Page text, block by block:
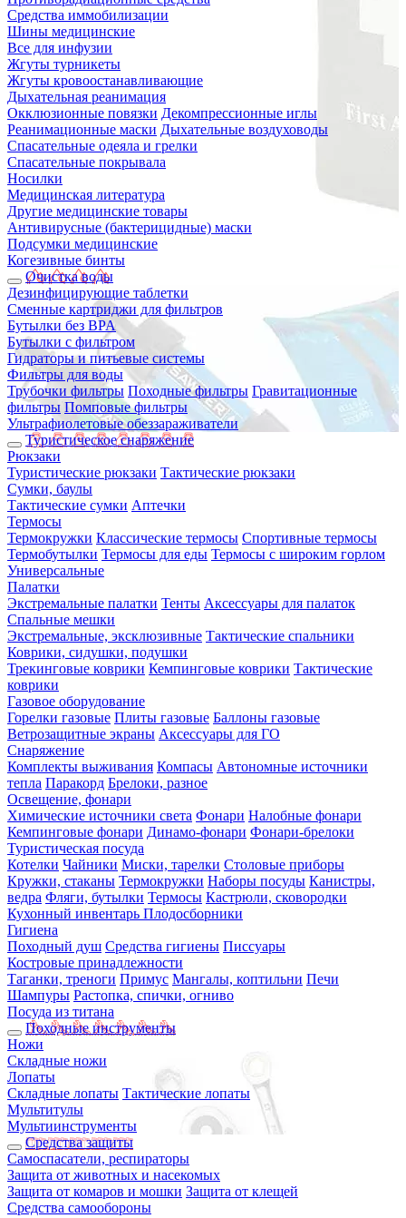
Средства иммобилизации
Шины медицинские
Все для инфузии
Жгуты турникеты
Жгуты кровоостанавливающие
Дыхательная реанимация
Окклюзионные повязки Декомпрессионные иглы
Реанимационные маски Дыхательные воздуховоды
Спасательные одеяла и грелки
Спасательные покрывала
Носилки
Медицинская литература
Другие медицинские товары
Антивирусные (бактерицидные) маски
Подсумки медицинские
Когезивные бинты
Очистка воды
Дезинфицирующие таблетки
Сменные картриджи для фильтров
Бутылки без BPA
Бутылки с фильтром
Гидраторы и питьевые системы
Фильтры для воды
Трубочки фильтры Походные фильтры Гравитационные
фильтры Помповые фильтры
Ультрафиолетовые обеззараживатели
Туристическое снаряжение
Рюкзаки
Туристические рюкзаки Тактические рюкзаки
Сумки, баулы
Тактические сумки Аптечки
Термосы
Термокружки Классические термосы Спортивные термосы
Термобутылки Термосы для еды Термосы с широким горлом
Универсальные
Палатки
Экстремальные палатки Тенты Аксессуары для палаток
Спальные мешки
Экстремальные, эксклюзивные Тактические спальники
Коврики, сидушки, подушки
Трекинговые коврики Кемпинговые коврики Тактические
коврики
Газовое оборудование
Горелки газовые Плиты газовые Баллоны газовые
Ветрозащитные экраны Аксессуары для ГО
Снаряжение
Комплекты выживания Компасы Автономные источники
тепла Паракорд Брелоки, разное
Освещение, фонари
Химические источники света Фонари Налобные фонари
Кемпинговые фонари Динамо-фонари Фонари-брелоки
Туристическая посуда
Котелки Чайники Миски, тарелки Столовые приборы
Кружки, стаканы Термокружки Наборы посуды Канистры,
ведра Фляги, бутылки Термосы Кастрюли, сковородки
Кухонный инвентарь Плодосборники
Гигиена
Походный душ Средства гигиены Писсуары
Костровые принадлежности
Таганки, треноги Примус Мангалы, коптильни Печи
Шампуры Растопка, спички, огниво
Посуда из титана
Походные инструменты
Ножи
Складные ножи
Лопаты
Складные лопаты Тактические лопаты
Мультитулы
Мультиинструменты
Средства защиты
Самоспасатели, респираторы
Защита от животных и насекомых
Защита от комаров и мошки Защита от клещей
Средства самообороны